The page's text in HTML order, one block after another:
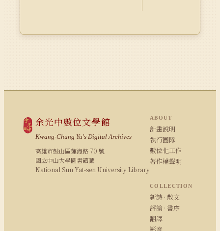
余光中數位文學館
Kwang-Chung Yu's Digital Archives
高雄市鼓山區蓮海路 70 號
國立中山大學圖書館藏
National Sun Yat-sen University Library
ABOUT
計畫說明
執行團隊
數位化工作
著作權聲明
COLLECTION
新詩 · 散文
評論 · 書序
翻譯